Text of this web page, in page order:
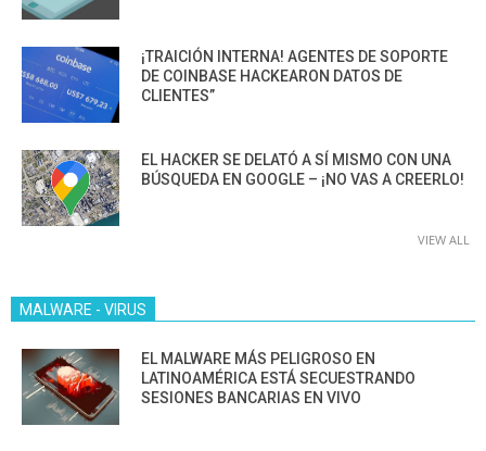
¡TRAICIÓN INTERNA! AGENTES DE SOPORTE
DE COINBASE HACKEARON DATOS DE
CLIENTES”
EL HACKER SE DELATÓ A SÍ MISMO CON UNA
BÚSQUEDA EN GOOGLE – ¡NO VAS A CREERLO!
VIEW ALL
MALWARE - VIRUS
EL MALWARE MÁS PELIGROSO EN
LATINOAMÉRICA ESTÁ SECUESTRANDO
SESIONES BANCARIAS EN VIVO